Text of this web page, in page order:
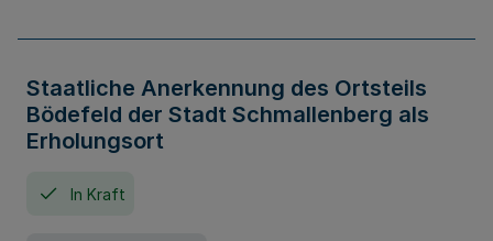
Staatliche Anerkennung des Ortsteils
Bödefeld der Stadt Schmallenberg als
Erholungsort
In Kraft